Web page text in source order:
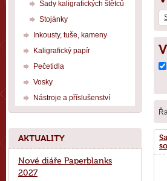
Sady kaligrafických štětců
Stojánky
Inkousty, tuše, kameny
Kaligrafický papír
Pečetidla
Vosky
Nástroje a příslušenství
AKTUALITY
Nové diáře Paperblanks
2027